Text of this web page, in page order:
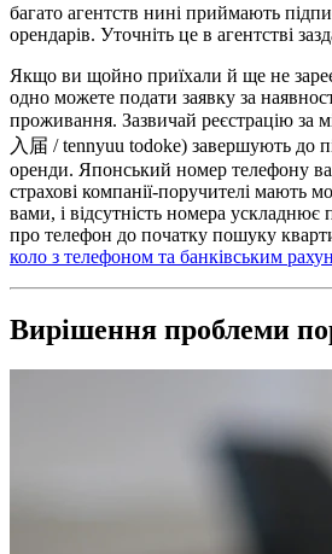
багато агентств нині приймають
орендарів. Уточніть це в агентстві
Якщо ви щойно приїхали й ще не
одно можете подати заявку за
проживання. Зазвичай реєстрацію за
入届 / tennyuu todoke) завершують до
оренди. Японський номер телефону
страхові компанії-поручителі мають
вами, і відсутність номера
про телефон до початку пошуку
коло з телефоном та банківським
Вирішення проблеми